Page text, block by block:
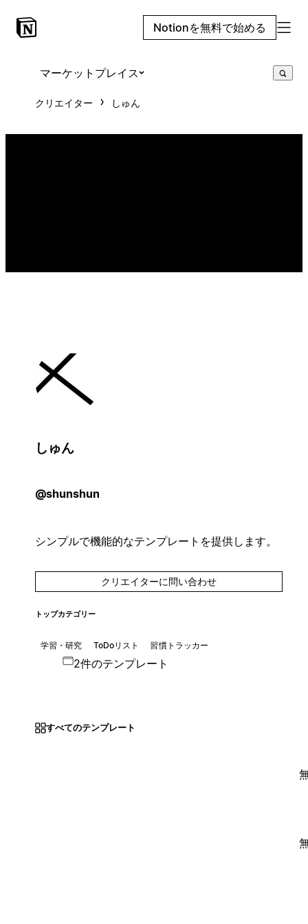
Notionを無料で始める
マーケットプレイス
クリエイター しゅん
しゅん
@shunshun
シンプルで機能的なテンプレートを提供します。
クリエイターに問い合わせ
トップカテゴリー
学習・研究 ToDoリスト 習慣トラッカー
2件のテンプレート
すべてのテンプレート